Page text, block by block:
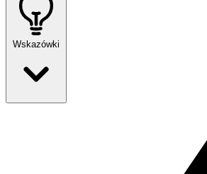
Wskazówki